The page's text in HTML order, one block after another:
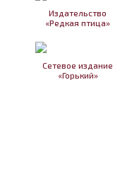
Издательство
«Редкая птица»
Сетевое издание
«Горький»